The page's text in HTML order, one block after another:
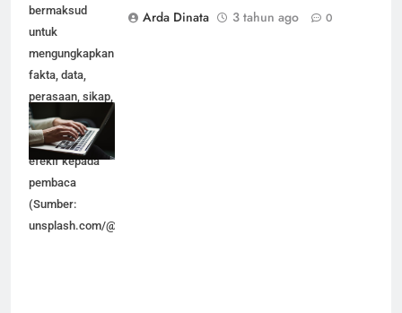
bermaksud
untuk
mengungkapkan
fakta, data,
perasaan, sikap,
isi hati dan
pikiran secara
efekif kepada
pembaca
(Sumber:
unsplash.com/@kaitlynbaker)
Arda Dinata 3 tahun ago 0